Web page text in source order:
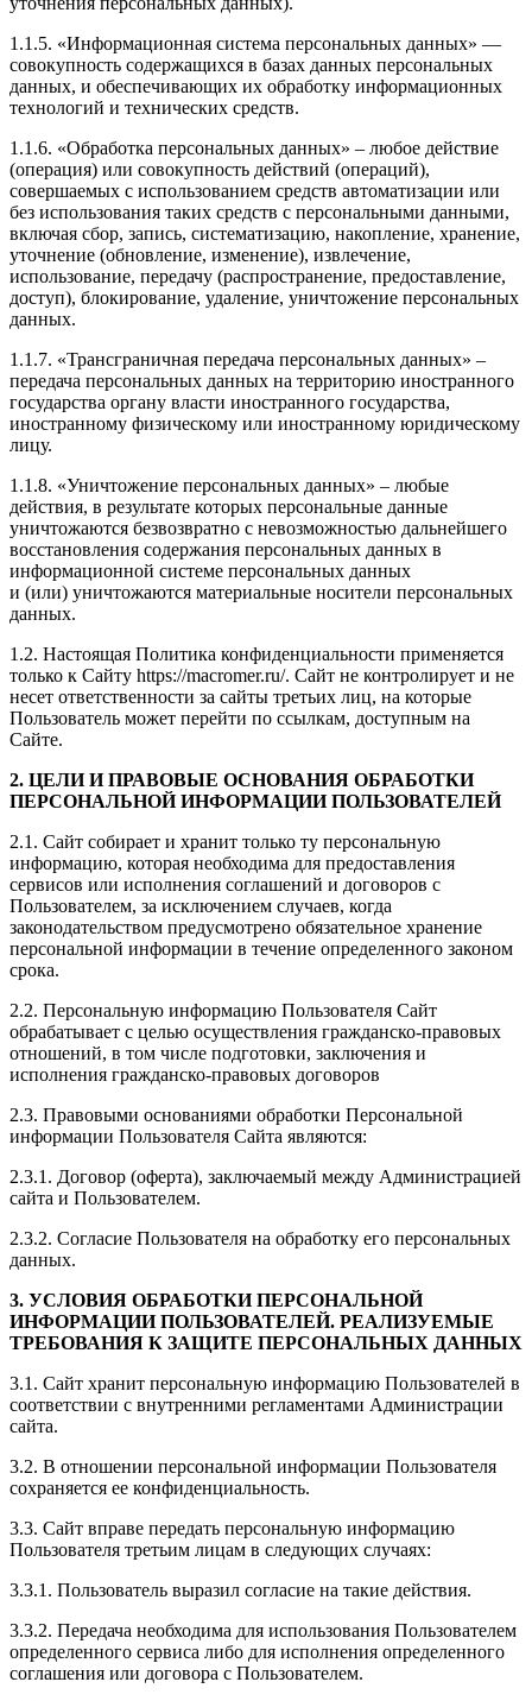
1.1.5. «Информационная система персональных данных» —
совокупность содержащихся в базах данных персональных
данных, и обеспечивающих их обработку информационных
технологий и технических средств.
1.1.6. «Обработка персональных данных» – любое действие
(операция) или совокупность действий (операций),
совершаемых с использованием средств автоматизации или
без использования таких средств с персональными данными,
включая сбор, запись, систематизацию, накопление, хранение,
уточнение (обновление, изменение), извлечение,
использование, передачу (распространение, предоставление,
доступ), блокирование, удаление, уничтожение персональных
данных.
1.1.7. «Трансграничная передача персональных данных» –
передача персональных данных на территорию иностранного
государства органу власти иностранного государства,
иностранному физическому или иностранному юридическому
лицу.
1.1.8. «Уничтожение персональных данных» – любые
действия, в результате которых персональные данные
уничтожаются безвозвратно с невозможностью дальнейшего
восстановления содержания персональных данных в
информационной системе персональных данных
и (или) уничтожаются материальные носители персональных
данных.
1.2. Настоящая Политика конфиденциальности применяется
только к Сайту https://macromer.ru/. Сайт не контролирует и не
несет ответственности за сайты третьих лиц, на которые
Пользователь может перейти по ссылкам, доступным на
Сайте.
2. ЦЕЛИ И ПРАВОВЫЕ ОСНОВАНИЯ ОБРАБОТКИ
ПЕРСОНАЛЬНОЙ ИНФОРМАЦИИ ПОЛЬЗОВАТЕЛЕЙ
2.1. Сайт собирает и хранит только ту персональную
информацию, которая необходима для предоставления
сервисов или исполнения соглашений и договоров с
Пользователем, за исключением случаев, когда
законодательством предусмотрено обязательное хранение
персональной информации в течение определенного законом
срока.
2.2. Персональную информацию Пользователя Сайт
обрабатывает с целью осуществления гражданско-правовых
отношений, в том числе подготовки, заключения и
исполнения гражданско-правовых договоров
2.3. Правовыми основаниями обработки Персональной
информации Пользователя Сайта являются:
2.3.1. Договор (оферта), заключаемый между Администрацией
сайта и Пользователем.
2.3.2. Согласие Пользователя на обработку его персональных
данных.
3. УСЛОВИЯ ОБРАБОТКИ ПЕРСОНАЛЬНОЙ
ИНФОРМАЦИИ ПОЛЬЗОВАТЕЛЕЙ. РЕАЛИЗУЕМЫЕ
ТРЕБОВАНИЯ К ЗАЩИТЕ ПЕРСОНАЛЬНЫХ ДАННЫХ
3.1. Сайт хранит персональную информацию Пользователей в
соответствии с внутренними регламентами Администрации
сайта.
3.2. В отношении персональной информации Пользователя
сохраняется ее конфиденциальность.
3.3. Сайт вправе передать персональную информацию
Пользователя третьим лицам в следующих случаях:
3.3.1. Пользователь выразил согласие на такие действия.
3.3.2. Передача необходима для использования Пользователем
определенного сервиса либо для исполнения определенного
соглашения или договора с Пользователем.